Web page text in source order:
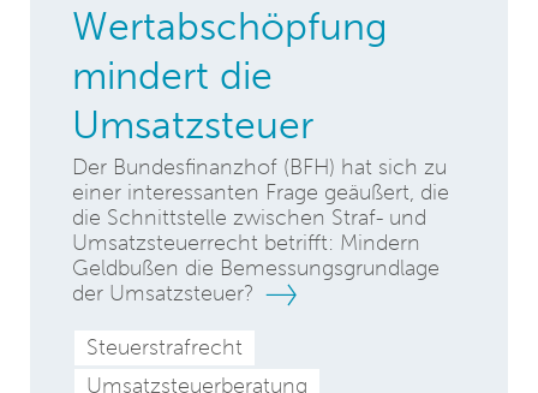
Wertabschöpfung
mindert die
Umsatzsteuer
Der Bundesfinanzhof (BFH) hat sich zu
einer interessanten Frage geäußert, die
die Schnittstelle zwischen Straf- und
Umsatzsteuerrecht betrifft: Mindern
Geldbußen die Bemessungsgrundlage
der Umsatzsteuer?
Steuerstrafrecht
Umsatzsteuerberatung